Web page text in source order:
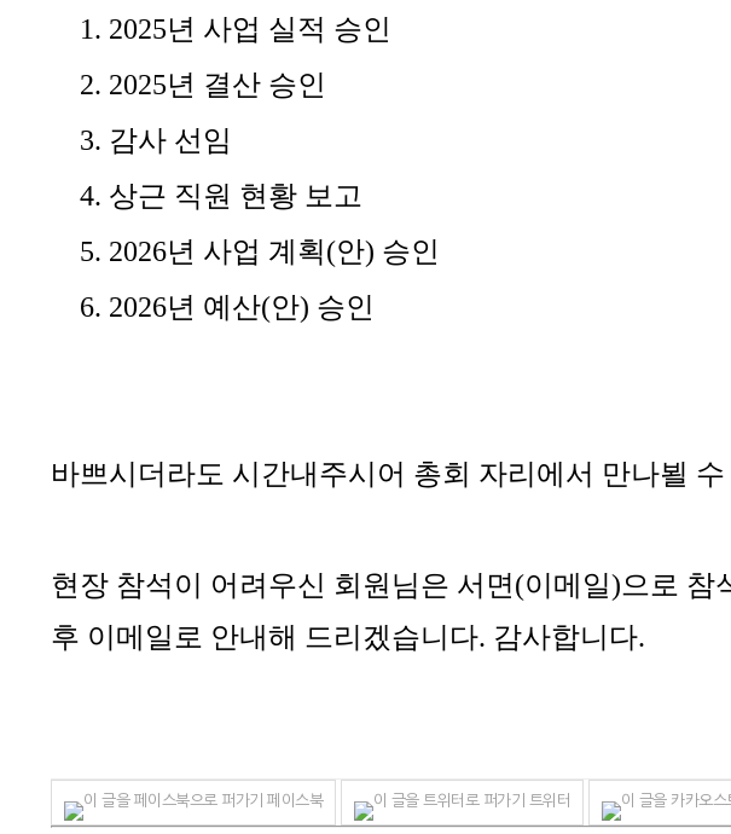
1. 2025년 사업 실적 승인
2. 2025년 결산 승인
3. 감사 선임
4. 상근 직원 현황 보고
5. 2026년 사업 계획(안) 승인
6. 2026년 예산(안) 승인
바쁘시더라도 시간내주시어 총회 자리에서 만나뵐
현장 참석이 어려우신 회원님은 서면(이메일)으로 참
후 이메일로 안내해 드리겠습니다. 감사합니다.
페이스북 트위터